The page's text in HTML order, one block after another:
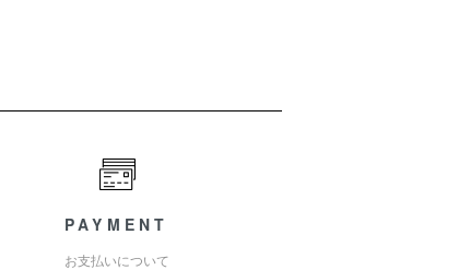
PAYMENT
お支払いについて